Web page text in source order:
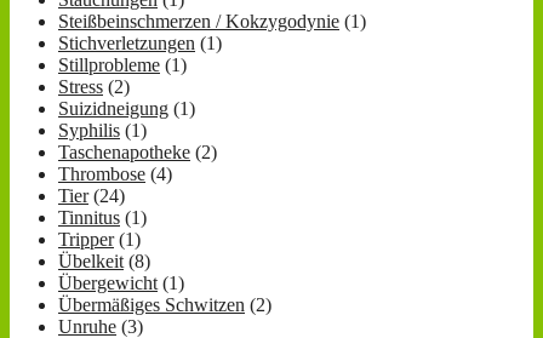
Steißbeinschmerzen / Kokzygodynie (1)
Stichverletzungen (1)
Stillprobleme (1)
Stress (2)
Suizidneigung (1)
Syphilis (1)
Taschenapotheke (2)
Thrombose (4)
Tier(24)
Tinnitus (1)
Tripper(1)
Übelkeit(8)
Übergewicht(1)
Übermäßiges Schwitzen (2)
Unruhe (3)